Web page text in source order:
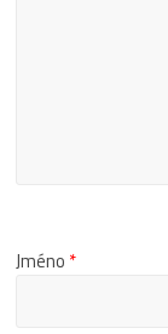
Jméno *